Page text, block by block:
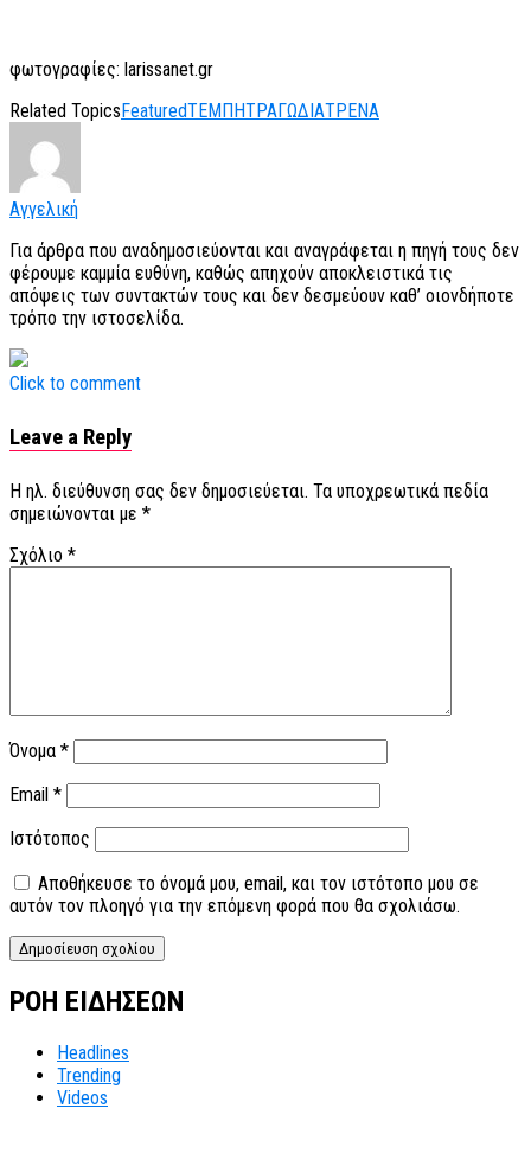
φωτογραφίες: larissanet.gr
Related Topics FeaturedΤΕΜΠΗΤΡΑΓΩΔΙΑΤΡΕΝΑ
Αγγελική
Για άρθρα που αναδημοσιεύονται και αναγράφεται η πηγή τους δεν
φέρουμε καμμία ευθύνη, καθώς απηχούν αποκλειστικά τις
απόψεις των συντακτών τους και δεν δεσμεύουν καθ’ οιονδήποτε
τρόπο την ιστοσελίδα.
Click to comment
Leave a Reply
Η ηλ. διεύθυνση σας δεν δημοσιεύεται. Τα υποχρεωτικά πεδία
σημειώνονται με *
Σχόλιο *
Όνομα *
Email *
Ιστότοπος
Αποθήκευσε το όνομά μου, email, και τον ιστότοπο μου σε
αυτόν τον πλοηγό για την επόμενη φορά που θα σχολιάσω.
ΡΟΗ ΕΙΔΗΣΕΩΝ
Headlines
Trending
Videos